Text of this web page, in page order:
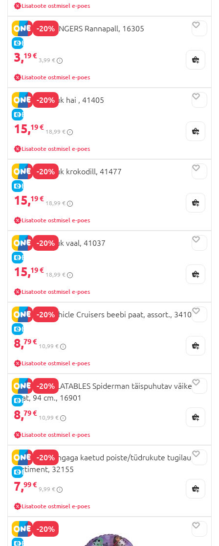
Lisatoote ostmisel e-poes
-20%
E-HIND
MONDO AVENGERS Rannapall, 16305
3,19 €
3,99 €
Lisatoote ostmisel e-poes
-20%
E-HIND
BESTWAY ujuk hai , 41405
15,19 €
18,99 €
Lisatoote ostmisel e-poes
-20%
E-HIND
BESTWAY ujuk krokodill, 41477
15,19 €
18,99 €
Lisatoote ostmisel e-poes
-20%
E-HIND
BESTWAY ujuk vaal, 41037
15,19 €
18,99 €
Lisatoote ostmisel e-poes
-20%
E-HIND
BESTWAY Vehicle Cruisers beebi paat, assort., 34106
8,79 €
10,99 €
Lisatoote ostmisel e-poes
-20%
E-HIND
MONDO INFLATABLES Spiderman täispuhutav väike
paat, 94 cm., 16901
8,79 €
10,99 €
Lisatoote ostmisel e-poes
-20%
E-HIND
BESTWAY kangaga kaetud poiste/tüdrukute tugilaud,
sortiment, 32155
7,99 €
9,99 €
Lisatoote ostmisel e-poes
-20%
E-HIND